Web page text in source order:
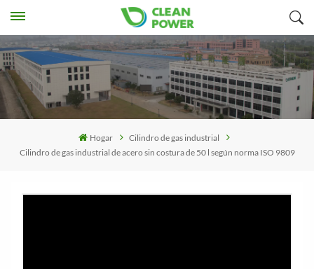
Hogar
Cilindro de gas industrial
Cilindro de gas industrial de acero sin costura de 50 l según norma ISO 9809